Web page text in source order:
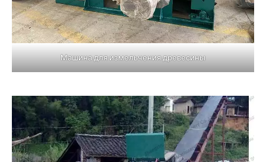
Машина для измельчения древесины